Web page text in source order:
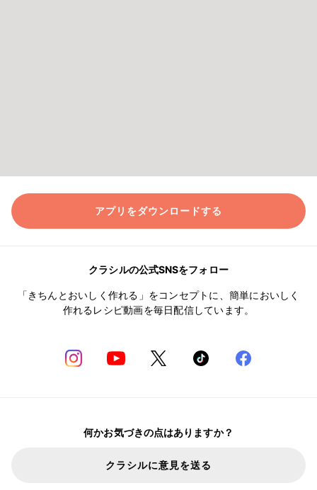
アプリをダウンロードする
クラシルの公式SNSをフォロー
「きちんとおいしく作れる」をコンセプトに、簡単においしく
作れるレシピ動画を毎日配信しています。
何かお気づきの点はありますか？
クラシルに意見を送る